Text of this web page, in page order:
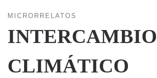
MICRORRELATOS
INTERCAMBIO
CLIMÁTICO